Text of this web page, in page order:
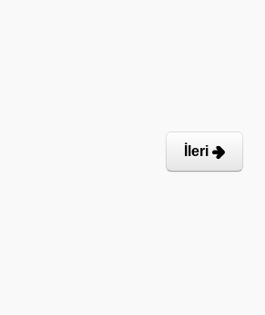
İleri